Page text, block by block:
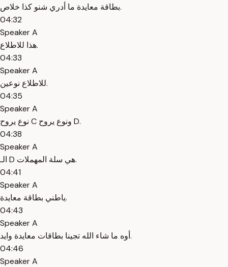
بطاقة معايدة ما أدري شنو كذا خلاص.
04:32
Speaker A
هذا للاطلاع.
04:33
Speaker A
للاطلاع نوعين.
04:35
Speaker A
نوع يروح C ونوع يروح D.
04:38
Speaker A
الـ D هي سلة المهملات.
04:41
Speaker A
ياطني بطاقة معايدة.
04:43
Speaker A
أوه ما شاء الله تجينا بطاقات معايدة وايد.
04:46
Speaker A